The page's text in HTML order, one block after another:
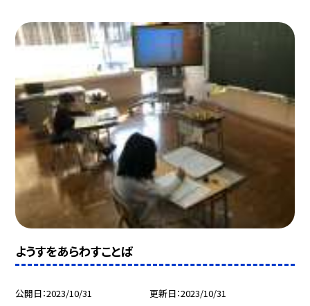
ようすをあらわすことば
公開日 2023/10/31 更新日 2023/10/31